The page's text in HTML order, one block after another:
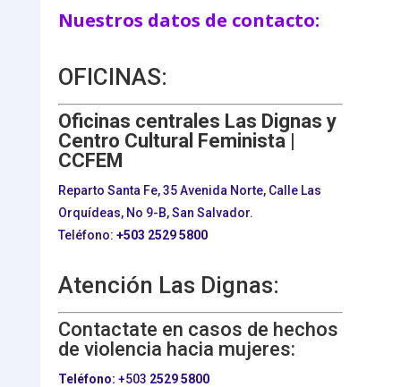
Nuestros datos de contacto:
OFICINAS:
Oficinas centrales Las Dignas y
Centro Cultural Feminista |
CCFEM
Reparto Santa Fe, 35 Avenida Norte, Calle Las
Orquídeas, No 9-B, San Salvador.
Teléfono: +503 2529 5800
Atención Las Dignas:
Contactate en casos de hechos
de violencia hacia mujeres:
Teléfono: +503 2529 5800